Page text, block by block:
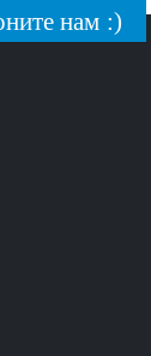
нам :)